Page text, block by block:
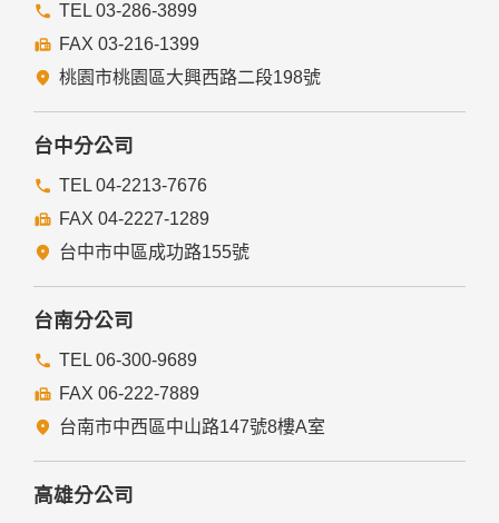
前項但書之情形包括不限於：
經由您書面同意。
法律明文規定。
與公務機關或學術研究機構合作，基於公共利益為統計或學術
研究而有必要，且資料經過提供者處理或蒐集者依其揭露方式
無從識別特定之當事人。
當您在網站的行為，違反服務條款或可能損害或妨礙網站與其
揭露您的個人資料是為了辨識、聯絡或採取法律行動所必要
者。
本網站委託廠商協助蒐集、處理或利用您的個人資料時，將對
委外廠商或個人善盡監督管理之責。
六、Cookie之使用
為了提供您最佳的服務，本網站會在您的電腦中放置並取用我
們的Cookie，若您不願接受Cookie的寫入，您可在您使用的
瀏覽器功能項中設定隱私權等級為高，即可拒絕Cookie的寫
七、隱私權保護政策之修正
TEL 03-286-3899
FAX 03-216-1399
桃園市桃園區大興西路二段198號
台中分公司
TEL 04-2213-7676
FAX 04-2227-1289
台中市中區成功路155號
台南分公司
TEL 06-300-9689
FAX 06-222-7889
台南市中西區中山路147號8樓A室
高雄分公司